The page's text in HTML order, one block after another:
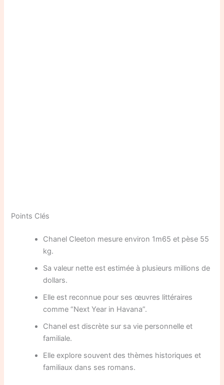
Points Clés
Chanel Cleeton mesure environ 1m65 et pèse 55
kg.
Sa valeur nette est estimée à plusieurs millions de
dollars.
Elle est reconnue pour ses œuvres littéraires
comme “Next Year in Havana”.
Chanel est discrète sur sa vie personnelle et
familiale.
Elle explore souvent des thèmes historiques et
familiaux dans ses romans.